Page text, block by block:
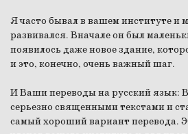
Я часто бывал в вашем институте и
развивался. Вначале он был
появилось даже новое здание,
и это, конечно, очень важный шаг.
И Ваши переводы на русский язык:
серьезно священными текстами и
самый хороший вариант перевода.